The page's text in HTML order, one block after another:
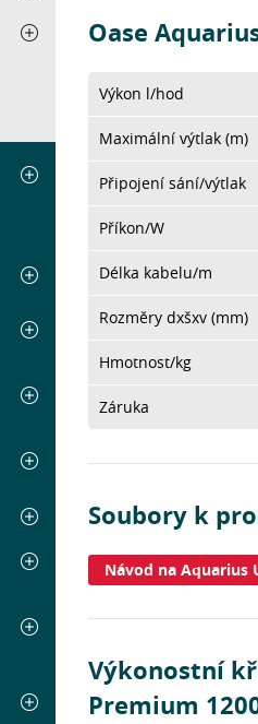
Oase
Výkon l/hod
Maximální výtlak (m)
Připojení sání/výtlak
Příkon/W
Délka kabelu/m
Rozměry dxšxv (mm)
Hmotnost/kg
Záruka
Soubory k
Návod na Aquarius
Výkonostní
Premium